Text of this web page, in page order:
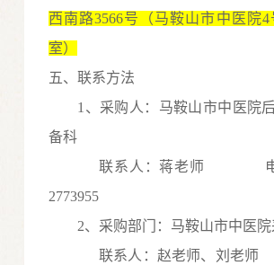
西南路3566号 （马鞍山市中医院4
室）
五、联系方法
1、采购人：马鞍山市中医院
备科
联系人：蒋老师
2773955
2、采购部门：马鞍山市中医院
联系人： 赵老师、刘老师